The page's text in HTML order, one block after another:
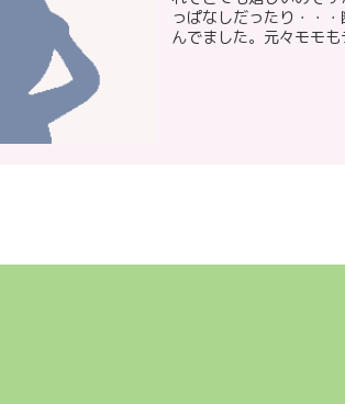
っぱなしだったり・・
んでました。元々モモ